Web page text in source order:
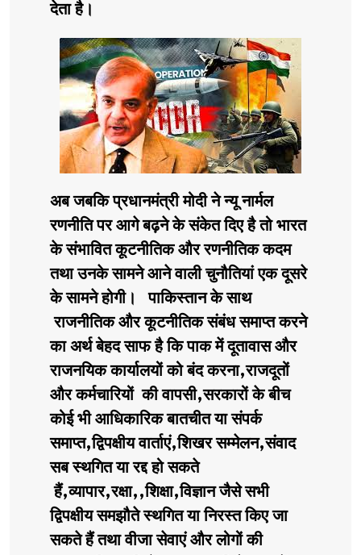
देता है।
अब जबकि प्रधानमंत्री मोदी ने न्यू नार्मल
रणनीति पर आगे बढ़ने के संकेत दिए है तो भारत
के संभावित कूटनीतिक और रणनीतिक कदम
तथा उनके सामने आने वाली चुनौतियां एक दूसरे
के सामने होगी। पाकिस्तान के साथ
राजनीतिक और कूटनीतिक संबंध समाप्त करने
का अर्थ बेहद साफ है कि पाक में दूतावास और
राजनयिक कार्यालयों को बंद करना,राजदूतों
और कर्मचारियों की वापसी,सरकारों के बीच
कोई भी आधिकारिक बातचीत या संपर्क
समाप्त,द्विपक्षीय वार्ताएं,शिखर सम्मेलन,संवाद
सब स्थगित या रद्द हो सकते
हैं,व्यापार,रक्षा,,शिक्षा,विज्ञान जैसे सभी
द्विपक्षीय समझौते स्थगित या निरस्त किए जा
सकते हैं तथा वीजा सेवाएं और लोगों की